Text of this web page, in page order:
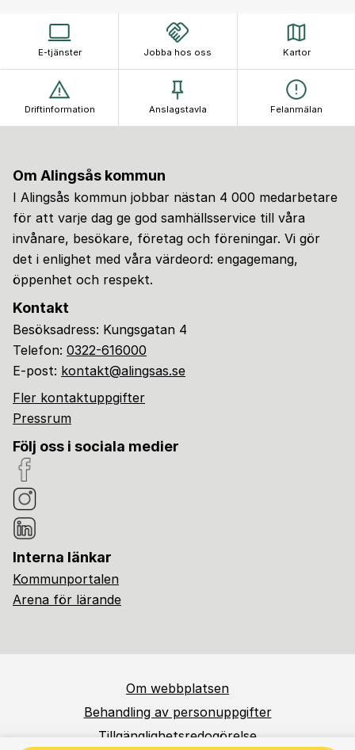
E-tjänster Jobba hos oss Kartor
Driftinformation Anslagstavla Felanmälan
Om Alingsås kommun
I Alingsås kommun jobbar nästan 4 000 medarbetare
för att varje dag ge god samhällsservice till våra
invånare, besökare, företag och föreningar. Vi gör
det i enlighet med våra värdeord: engagemang,
öppenhet och respekt.
Kontakt
Besöksadress: Kungsgatan 4
Telefon: 0322-616000
E-post: kontakt@alingsas.se
Fler kontaktuppgifter
Pressrum
Följ oss i sociala medier
Interna länkar
Kommunportalen
Arena för lärande
Om webbplatsen
Behandling av personuppgifter
Tillgänglighetsredogörelse